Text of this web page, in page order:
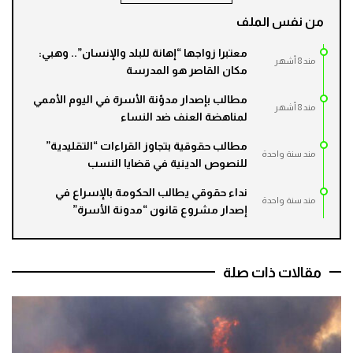
من نفس الملف
مند 8 أشهر
معتبرا زواجها “إهانة للبلد والإنسان”.. وهبي:
مكان القاصر هو المدرسة
مند 8 أشهر
مطالب بإصدار مدوّنة الأسرة في اليوم الأممي
لمناهضة العنف ضد النساء
مند سنة واحدة
مطالب حقوقية بتجاوز القراءات “التقليدية”
للنصوص الدينية في قضايا النسب
مند سنة واحدة
نداء حقوقي يطالب الحكومة بالإسراع في
إصدار مشروع قانون “مدونة الأسرة”
مقالات ذات صلة